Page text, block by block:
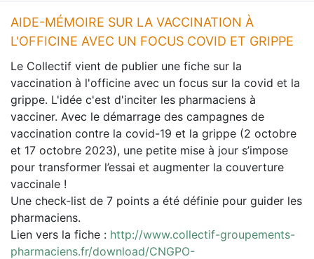
AIDE-MÉMOIRE SUR LA VACCINATION À
L'OFFICINE AVEC UN FOCUS COVID ET GRIPPE
Le Collectif vient de publier une fiche sur la
vaccination à l'officine avec un focus sur la covid et la
grippe. L'idée c'est d'inciter les pharmaciens à
vacciner. Avec le démarrage des campagnes de
vaccination contre la covid-19 et la grippe (2 octobre
et 17 octobre 2023), une petite mise à jour s’impose
pour transformer l’essai et augmenter la couverture
vaccinale !
Une check-list de 7 points a été définie pour guider les
pharmaciens.
Lien vers la fiche : http://www.collectif-groupements-
pharmaciens.fr/download/CNGPO-